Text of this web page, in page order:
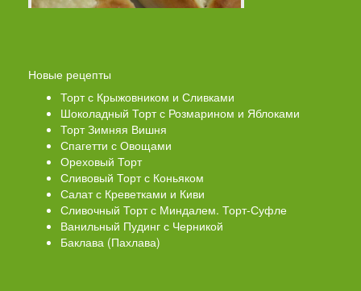
Новые рецепты
Торт с Крыжовником и Сливками
Шоколадный Торт с Розмарином и Яблоками
Торт Зимняя Вишня
Спагетти с Овощами
Ореховый Торт
Сливовый Торт с Коньяком
Салат с Креветками и Киви
Сливочный Торт с Миндалем. Торт-Суфле
Ванильный Пудинг с Черникой
Баклава (Пахлава)